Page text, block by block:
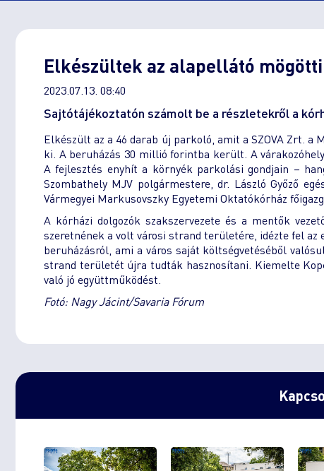
Elkészültek az alapellátó
2023.07.13. 08:40
Sajtótájékoztatón számolt be a részletekről a
Elkészült az a 46 darab új parkoló, amit a SZOVA Zrt.
ki. A beruházás 30 millió forintba került. A
A fejlesztés enyhít a környék parkolási gondjain –
Szombathely MJV polgármestere, dr. László Győző
Vármegyei Markusovszky Egyetemi Oktatókórház
A kórházi dolgozók szakszervezete és a mentők
szeretnének a volt városi strand területére, idézte fel az
beruházásról, ami a város saját költségvetéséből
strand területét újra tudták hasznosítani. Kiemelte
való jó együttműködést.
Fotó: Nagy Jácint/Savaria Fórum